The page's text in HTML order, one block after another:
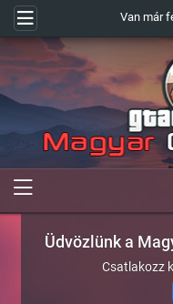
Van már
Üdvözlünk a
Csatlakozz